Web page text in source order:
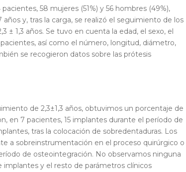
58 mujeres (51%) y 56 hombres (49%),
y, tras la carga, se realizó el seguimiento de los
1,3 años. Se tuvo en cuenta la edad, el sexo, el
así como el número, longitud, diámetro,
se recogieron datos sobre las prótesis
de 2,3±1,3 años, obtuvimos un porcentaje de
en 7 pacientes, 15 implantes durante el período de
tras la colocación de sobredentaduras. Los
a sobreinstrumentación en el proceso quirúrgico o
de osteointegración. No observamos ninguna
y el resto de parámetros clínicos